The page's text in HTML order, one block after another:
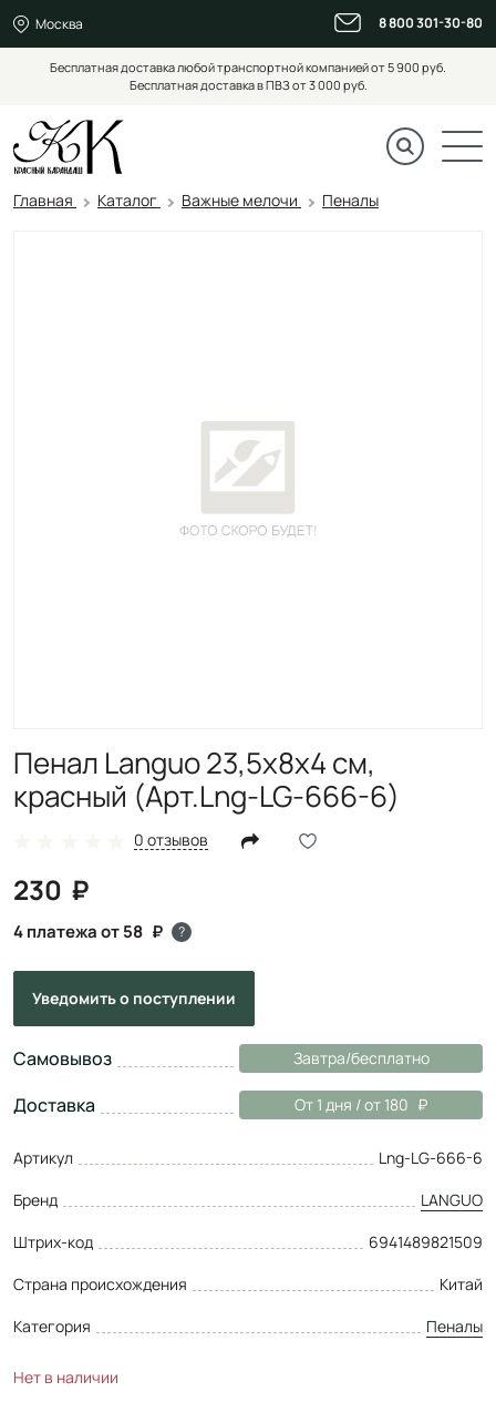
Москва 8 800 301-30-80
Бесплатная доставка любой транспортной компанией от 5 900 руб.
Бесплатная доставка в ПВЗ от 3 000 руб.
Главная Каталог Важные мелочи Пеналы
Пенал Languo 23,5х8х4 см,
красный (Арт.Lng-LG-666-6)
0 отзывов
230
4 платежа от 58 ?
Уведомитьо поступлении
Самовывоз Завтра/бесплатно
Доставка От 1 дня / от 180
Артикул
Lng-LG-666-6
Бренд
LANGUO
Штрих-код
6941489821509
Страна происхождения
Китай
Категория
Пеналы
Нет в наличии